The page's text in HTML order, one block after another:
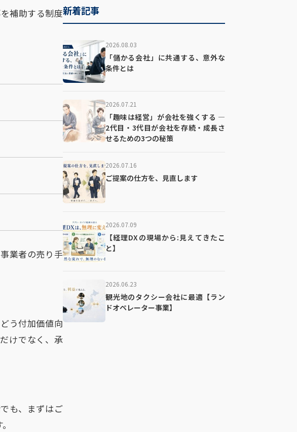
補助する制度
業者の売り手
う付加価値向
けでなく、承
も、まずはご
新着記事
2026.08.03
「儲かる会社」に共通する、意外な
条件とは
2026.07.21
「趣味は経営」が会社を強くする ―
2代目・3代目が会社を存続・成長さ
せるための3つの秘策
2026.07.16
ご提案の仕方を、見直します
2026.07.09
【経理DXの現場から:見えてきたこ
と】
2026.06.23
観光地のタクシー会社に最適【ラン
ドオペレーター事業】